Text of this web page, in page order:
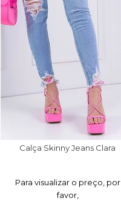
Calça Skinny Jeans Clara
Para visualizar o preço, por
favor,